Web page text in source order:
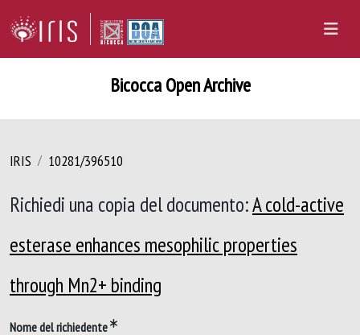
Bicocca Open Archive
IRIS 10281/396510
Richiedi una copia del documento:A cold-active
esterase enhances mesophilic properties
through Mn2+ binding
Nome del richiedente